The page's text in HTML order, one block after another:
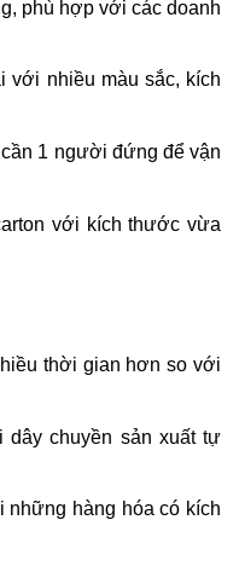
phù hợp với các doanh
với nhiều màu sắc, kích
1 người đứng để vận
với kích thước vừa
thời gian hơn so với
dây chuyền sản xuất tự
những hàng hóa có kích